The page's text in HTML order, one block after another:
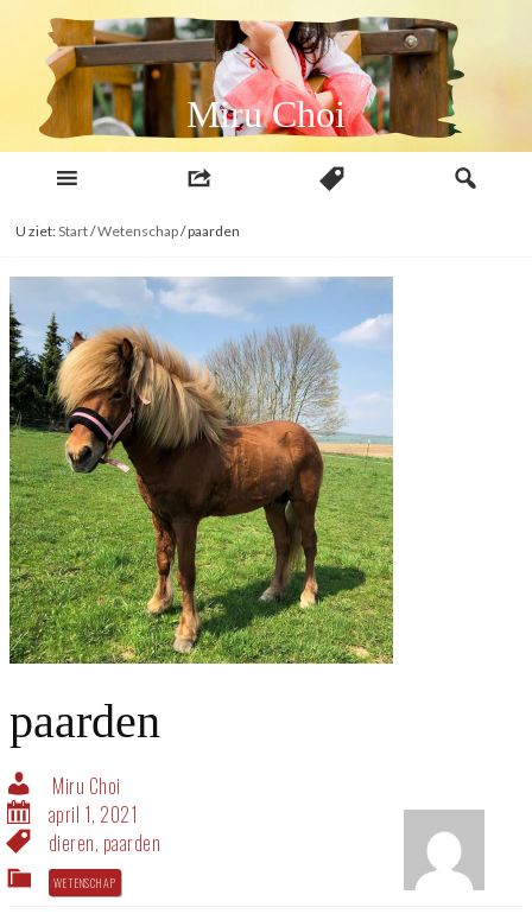
inhoud
Miru Choi
U ziet:Start/Wetenschap/paarden
paarden
Miru Choi
april 1, 2021
dieren, paarden
WETENSCHAP